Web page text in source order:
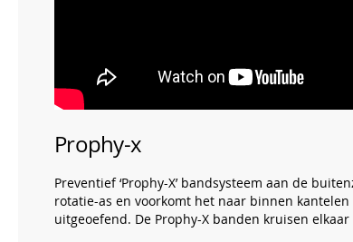
Prophy-x
Preventief ‘Prophy-X’ bandsysteem aan de
rotatie-as en voorkomt het naar binnen
uitgeoefend. De Prophy-X banden kruisen